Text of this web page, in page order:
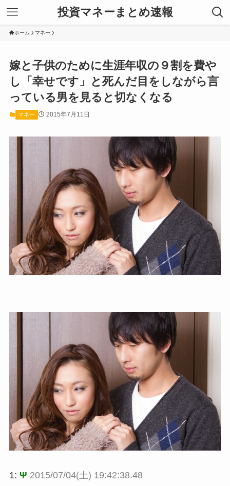
投資マネーまとめ速報
ホーム マネー
嫁と子供のために生涯年収の９割を費や
し「幸せです」と死んだ目をしながら言
っている男を見ると切なくなる
マネー 2015年7月11日
1: Ψ 2015/07/04(土) 19:42:38.48